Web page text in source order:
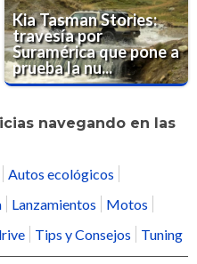
Kia Tasman Stories:
travesía por
Suramérica que pone a
prueba la nu...
navegando en las
Autos ecológicos
Lanzamientos
Motos
Tips y Consejos Tuning